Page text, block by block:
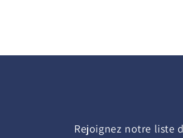
Rejoignez notre liste